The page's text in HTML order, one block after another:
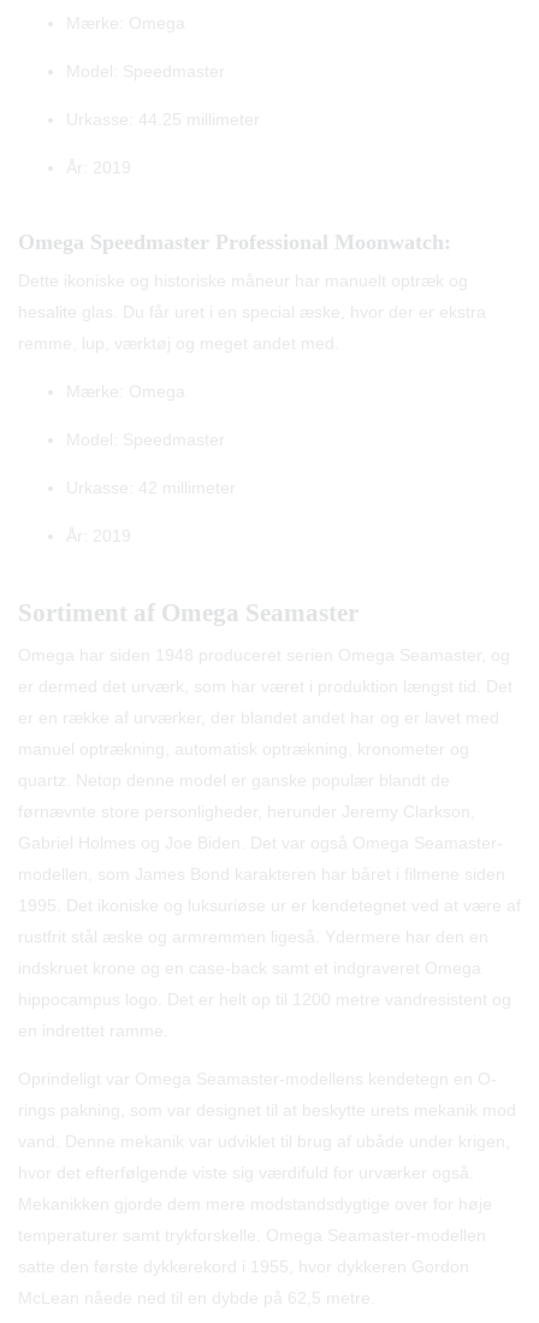
Mærke: Omega
Model: Speedmaster
Urkasse: 44.25 millimeter
År: 2019
Omega Speedmaster Professional Moonwatch:
Dette ikoniske og historiske måneur har manuelt optræk og
hesalite glas. Du får uret i en special æske, hvor der er ekstra
remme, lup, værktøj og meget andet med.
Mærke: Omega
Model: Speedmaster
Urkasse: 42 millimeter
År: 2019
Sortiment af Omega Seamaster
Omega har siden 1948 produceret serien Omega Seamaster, og
er dermed det urværk, som har været i produktion længst tid. Det
er en række af urværker, der blandet andet har og er lavet med
manuel optrækning, automatisk optrækning, kronometer og
quartz. Netop denne model er ganske populær blandt de
førnævnte store personligheder, herunder Jeremy Clarkson,
Gabriel Holmes og Joe Biden. Det var også Omega Seamaster-
modellen, som James Bond karakteren har båret i filmene siden
1995. Det ikoniske og luksuriøse ur er kendetegnet ved at være af
rustfrit stål æske og armremmen ligeså. Ydermere har den en
indskruet krone og en case-back samt et indgraveret Omega
hippocampus logo. Det er helt op til 1200 metre vandresistent og
en indrettet ramme.
Oprindeligt var Omega Seamaster-modellens kendetegn en O-
rings pakning, som var designet til at beskytte urets mekanik mod
vand. Denne mekanik var udviklet til brug af ubåde under krigen,
hvor det efterfølgende viste sig værdifuld for urværker også.
Mekanikken gjorde dem mere modstandsdygtige over for høje
temperaturer samt trykforskelle. Omega Seamaster-modellen
satte den første dykkerekord i 1955, hvor dykkeren Gordon
McLean nåede ned til en dybde på 62,5 metre.